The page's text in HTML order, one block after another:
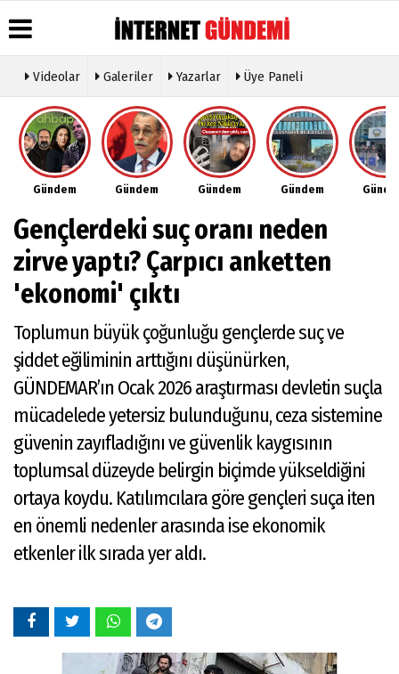
Üye Paneli
Haber
Arşivi
Gazete
Arşivi
Günün
Haberleri
Hava
Durumu
Gazete
Manşetleri
Anketler
Biyografiler
Köşe
Yazarları
Video
Galeri
Foto
Etkinlikler
Künye
İletişim
Çerez
Politikası
Videolar Galeriler Yazarlar Üye Paneli
Gündem Gündem Gündem Gündem
Gençlerdeki suç oranı neden
zirve yaptı? Çarpıcı anketten
'ekonomi' çıktı
Toplumun büyük çoğunluğu gençlerde suç ve
şiddet eğiliminin arttığını düşünürken,
GÜNDEMAR’ın Ocak 2026 araştırması devletin suçla
mücadelede yetersiz bulunduğunu, ceza sistemine
güvenin zayıfladığını ve güvenlik kaygısının
toplumsal düzeyde belirgin biçimde yükseldiğini
ortaya koydu. Katılımcılara göre gençleri suça iten
en önemli nedenler arasında ise ekonomik
etkenler ilk sırada yer aldı.